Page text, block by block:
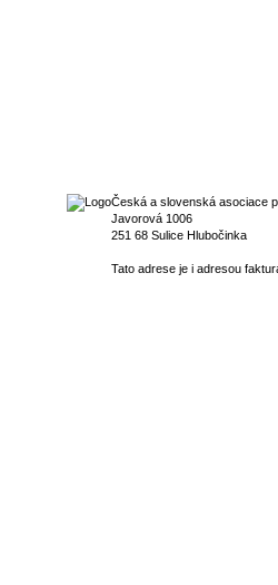
Česká a slovenská asociace
Javorová 1006
251 68 Sulice Hlubočinka
Tato adrese je i adresou